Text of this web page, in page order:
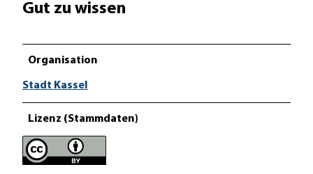
Gut zu wissen
Organisation
Stadt Kassel
Lizenz (Stammdaten)